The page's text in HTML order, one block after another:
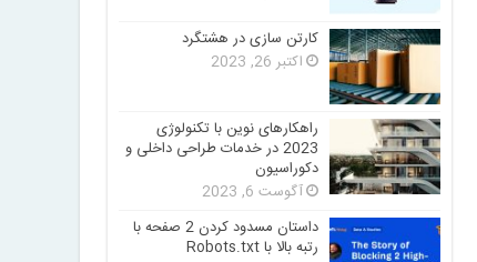
کارتن سازی در هشتگرد
اکتبر 26, 2023
راهکارهای نوین با تکنولوژی
2023 در خدمات طراحی داخلی و
دکوراسیون
آگوست 6, 2023
داستان مسدود کردن 2 صفحه با
رتبه بالا با Robots.txt